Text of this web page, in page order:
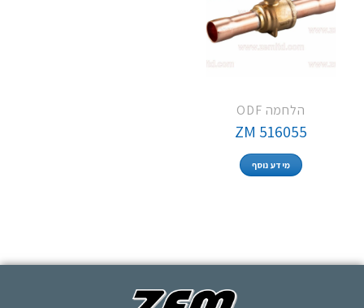
הלחמה ODF
ZM 516055
מידע נוסף